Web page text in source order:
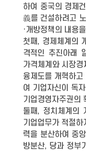
하여 중국의 경제
義를 건설하려고
·개방정책의 내용
첫째, 경제체계의
격적인 추진아래
가격체계와 시장
융제도를 개혁하
여 기업자신이 독
기업경영자주권의
둘째, 정치체계의
기업업무가 적절
력을 분산하여 중
방분산, 당과 정부